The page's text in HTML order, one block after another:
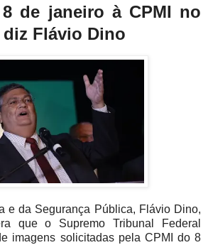
de janeiro à CPMI no
Flávio Dino
e da Segurança Pública, Flávio Dino,
que o Supremo Tribunal Federal
imagens solicitadas pela CPMI do 8